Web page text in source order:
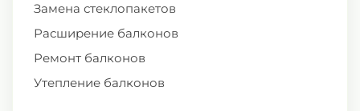
Замена стеклопакетов
Расширение балконов
Ремонт балконов
Утепление балконов